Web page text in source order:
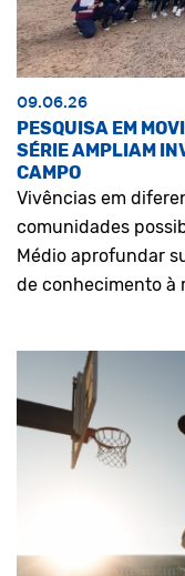
09.06.26
PESQUISA EM
SÉRIE AMPLIAM
CAMPO
Vivências em
comunidades
Médio aprofundar
de conhecimento à